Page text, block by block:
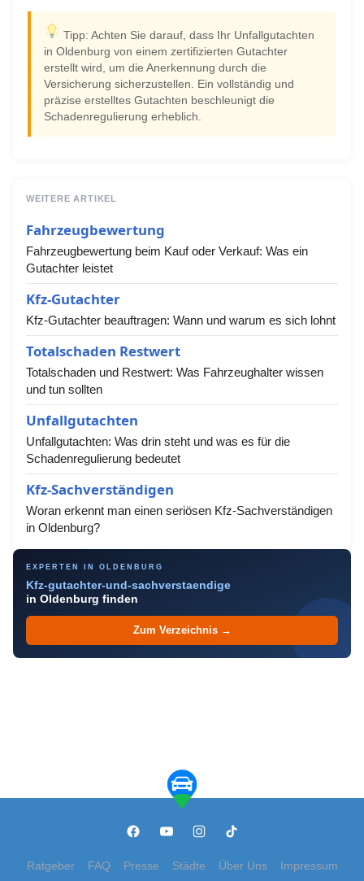
Tipp: Achten Sie darauf, dass Ihr Unfallgutachten
in Oldenburg von einem zertifizierten Gutachter
erstellt wird, um die Anerkennung durch die
Versicherung sicherzustellen. Ein vollständig und
präzise erstelltes Gutachten beschleunigt die
Schadenregulierung erheblich.
WEITERE ARTIKEL
Fahrzeugbewertung
Fahrzeugbewertung beim Kauf oder Verkauf: Was ein
Gutachter leistet
Kfz-Gutachter
Kfz-Gutachter beauftragen: Wann und warum es sich lohnt
Totalschaden Restwert
Totalschaden und Restwert: Was Fahrzeughalter wissen
und tun sollten
Unfallgutachten
Unfallgutachten: Was drin steht und was es für die
Schadenregulierung bedeutet
Kfz-Sachverständigen
Woran erkennt man einen seriösen Kfz-Sachverständigen
in Oldenburg?
EXPERTEN IN OLDENBURG
Kfz-gutachter-und-sachverstaendige
in Oldenburg finden
Zum Verzeichnis →
Ratgeber FAQ Presse Städte Über Uns Impressum